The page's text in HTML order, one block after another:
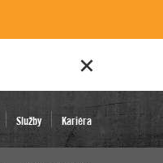
Služby Kariéra